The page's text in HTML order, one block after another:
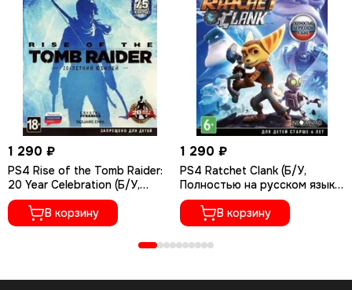
1 290 ₽
PS4 Rise of the Tomb Raider:
20 Year Celebration (Б/У,
Полностью на русском языке,
CUSA-05716)
В корзину
1 290 ₽
PS4 Ratchet Сlank (Б/У,
Полностью на русском языке,
CUSA-01073)
В корзину